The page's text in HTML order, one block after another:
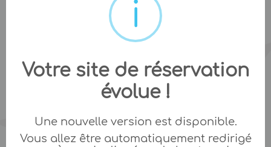
Votre site de réservation
évolue !
Une nouvelle version est disponible.
Vous allez être automatiquement redirigé